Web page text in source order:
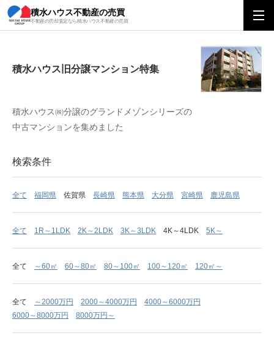
積水ハウス不動産の売買
不動産の売却査定なら積水ハウス不動産の売買
積水ハウス旧分譲マンション特集
積水ハウス旧分譲マンション特集
積水ハウス㈱分譲のグランドメゾンシリーズの
中古マンションを集めました
検索条件
全て 福岡県 佐賀県 長崎県 熊本県 大分県 宮崎県 鹿児島県
全て 1R～1LDK 2K～2LDK 3K～3LDK 4K～4LDK 5K～
全て ～60㎡ 60～80㎡ 80～100㎡ 100～120㎡ 120㎡～
全て ～2000万円 2000～4000万円
4000～6000万円
6000～8000万円
8000万円～